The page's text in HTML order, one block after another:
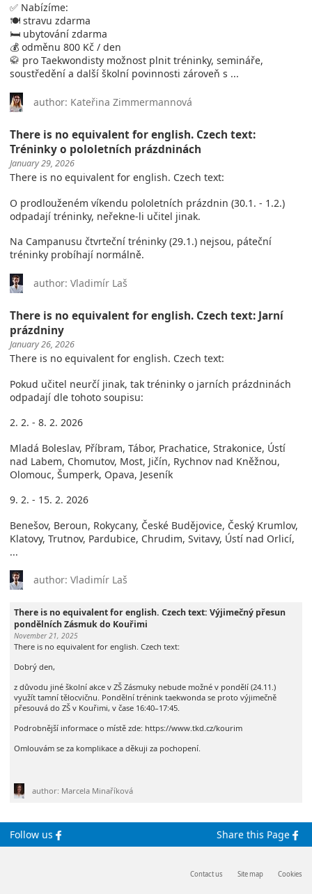
✅ Nabízíme:
🍽️ stravu zdarma
🛏️ ubytování zdarma
💰 odměnu 800 Kč / den
🥋 pro Taekwondisty možnost plnit tréninky, semináře,
soustředění a další školní povinnosti zároveň s ...
author: Kateřina Zimmermannová
There is no equivalent for english. Czech text:
Tréninky o pololetních prázdninách
January 29, 2026
There is no equivalent for english. Czech text:
O prodlouženém víkendu pololetních prázdnin (30.1. - 1.2.)
odpadají tréninky, neřekne-li učitel jinak.
Na Campanusu čtvrteční tréninky (29.1.) nejsou, páteční
tréninky probíhají normálně.
author: Vladimír Laš
There is no equivalent for english. Czech text: Jarní
prázdniny
January 26, 2026
There is no equivalent for english. Czech text:
Pokud učitel neurčí jinak, tak tréninky o jarních prázdninách
odpadají dle tohoto soupisu:
2. 2. - 8. 2. 2026
Mladá Boleslav, Příbram, Tábor, Prachatice, Strakonice, Ústí
nad Labem, Chomutov, Most, Jičín, Rychnov nad Kněžnou,
Olomouc, Šumperk, Opava, Jeseník
9. 2. - 15. 2. 2026
Benešov, Beroun, Rokycany, České Budějovice, Český Krumlov,
Klatovy, Trutnov, Pardubice, Chrudim, Svitavy, Ústí nad Orlicí,
...
author: Vladimír Laš
There is no equivalent for english. Czech text: Výjimečný přesun
pondělních Zásmuk do Kouřimi
November 21, 2025
There is no equivalent for english. Czech text:
Dobrý den,
z důvodu jiné školní akce v ZŠ Zásmuky nebude možné v pondělí (24.11.)
využít tamní tělocvičnu. Pondělní trénink taekwonda se proto výjimečně
přesouvá do ZŠ v Kouřimi, v čase 16:40–17:45.
Podrobnější informace o místě zde: https://www.tkd.cz/kourim
Omlouvám se za komplikace a děkuji za pochopení.
author: Marcela Minaříková
Follow us Share this Page
Contact us Site map Cookies